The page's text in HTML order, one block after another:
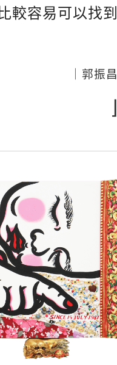
較容易可以找到
｜郭振昌
⌋